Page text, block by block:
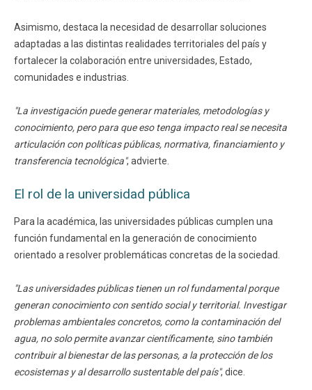
Asimismo, destaca la necesidad de desarrollar soluciones
adaptadas a las distintas realidades territoriales del país y
fortalecer la colaboración entre universidades, Estado,
comunidades e industrias.
"La investigación puede generar materiales, metodologías y
conocimiento, pero para que eso tenga impacto real se necesita
articulación con políticas públicas, normativa, financiamiento y
transferencia tecnológica", advierte.
El rol de la universidad pública
Para la académica, las universidades públicas cumplen una
función fundamental en la generación de conocimiento
orientado a resolver problemáticas concretas de la sociedad.
"Las universidades públicas tienen un rol fundamental porque
generan conocimiento con sentido social y territorial. Investigar
problemas ambientales concretos, como la contaminación del
agua, no solo permite avanzar científicamente, sino también
contribuir al bienestar de las personas, a la protección de los
ecosistemas y al desarrollo sustentable del país", dice.